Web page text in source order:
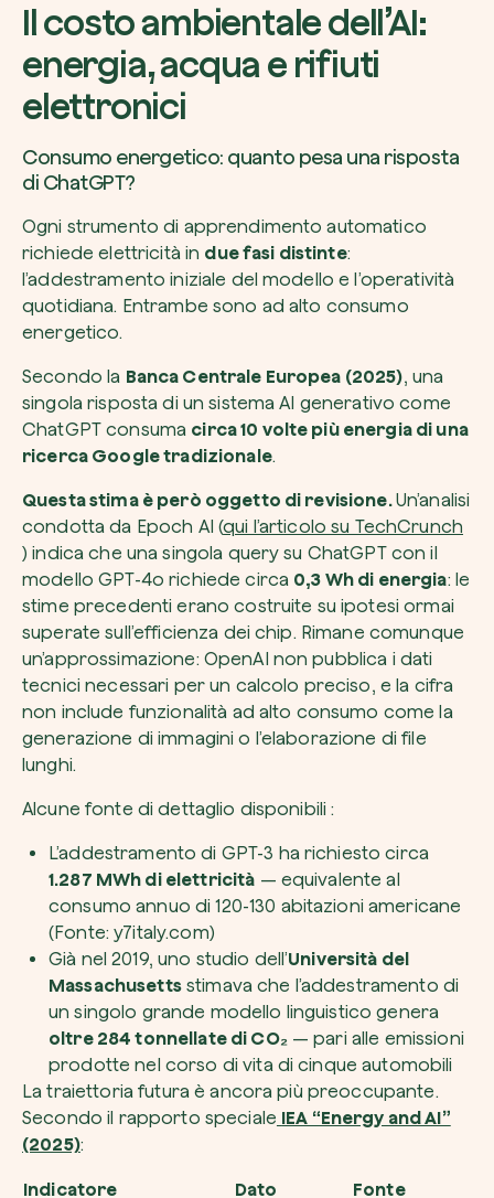
Il costo ambientale dell’AI:
energia, acqua e rifiuti
elettronici
Consumo energetico: quanto pesa una risposta
di ChatGPT?
Ogni strumento di apprendimento automatico
richiede elettricità in due fasi distinte:
l’addestramento iniziale del modello e l’operatività
quotidiana. Entrambe sono ad alto consumo
energetico.
Secondo la Banca Centrale Europea (2025), una
singola risposta di un sistema AI generativo come
ChatGPT consuma circa 10 volte più energia di una
ricerca Google tradizionale.
Questa stima è però oggetto di revisione.Un’analisi
condotta da Epoch AI (qui l’articolo su TechCrunch
) indica che una singola query su ChatGPT con il
modello GPT-4o richiede circa 0,3 Wh di energia: le
stime precedenti erano costruite su ipotesi ormai
superate sull’efficienza dei chip. Rimane comunque
un’approssimazione: OpenAI non pubblica i dati
tecnici necessari per un calcolo preciso, e la cifra
non include funzionalità ad alto consumo come la
generazione di immagini o l’elaborazione di file
lunghi.
Alcune fonte di dettaglio disponibili :
L’addestramento di GPT-3 ha richiesto circa
1.287 MWh di elettricità — equivalente al
consumo annuo di 120-130 abitazioni americane
(Fonte: y7italy.com)
Già nel 2019, uno studio dell’Università del
Massachusettsstimava che l’addestramento di
un singolo grande modello linguistico genera
oltre 284 tonnellate di CO₂ — pari alle emissioni
prodotte nel corso di vita di cinque automobili
La traiettoria futura è ancora più preoccupante.
Secondo il rapporto speciale IEA “Energy and AI”
(2025):
Indicatore Dato Fonte